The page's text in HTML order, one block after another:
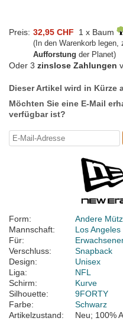
Preis: 32,95 CHF 1 x Baum
(In den Warenkorb legen,
Aufforstung der Planet)
Oder 3 zinslose Zahlungen
Dieser Artikel wird in Kürze
Möchten Sie eine E-Mail
verfügbar ist?
Form:
Andere
Mannschaft:
Los Angeles
Für:
Verschluss:
Snapback
Design:
Unisex
Liga:
NFL
Schirm:
Kurve
Silhouette:
9FORTY
Farbe:
Schwarz
Artikelzustand:
Neu; 100%